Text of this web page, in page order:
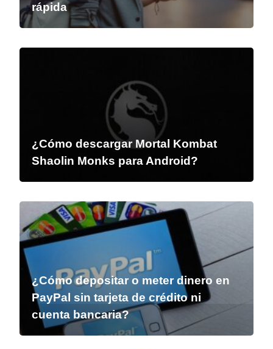
rápida
¿Cómo descargar Mortal Kombat
Shaolin Monks para Android?
¿Cómo depositar o meter dinero en
PayPal sin tarjeta de crédito ni
cuenta bancaria?